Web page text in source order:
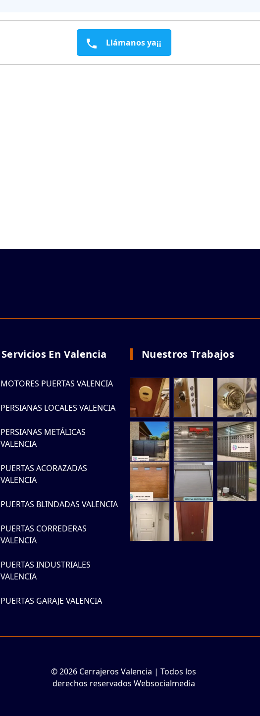
Llámanos ya¡¡
Servicios En Valencia
MOTORES PUERTAS VALENCIA
PERSIANAS LOCALES VALENCIA
PERSIANAS METÁLICAS
VALENCIA
PUERTAS ACORAZADAS
VALENCIA
PUERTAS BLINDADAS VALENCIA
PUERTAS CORREDERAS
VALENCIA
PUERTAS INDUSTRIALES
VALENCIA
PUERTAS GARAJE VALENCIA
Nuestros Trabajos
© 2026 Cerrajeros Valencia | Todos los
derechos reservados Websocialmedia